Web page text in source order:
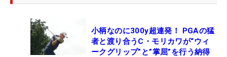
小柄なのに300y超連発！ PGAの猛
者と渡り合うC・モリカワが“ウィ
ークグリップ”と”掌屈”を行う納得